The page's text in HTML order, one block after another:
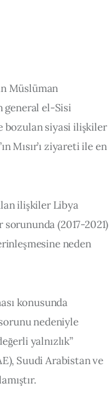
Müslüman
general el-Sisi
bozulan siyasi ilişkiler
Mısır’ı ziyareti ile en
ilişkiler Libya
(2017-2021)
neden
konusunda
nedeniyle
yalnızlık”
Suudi Arabistan ve